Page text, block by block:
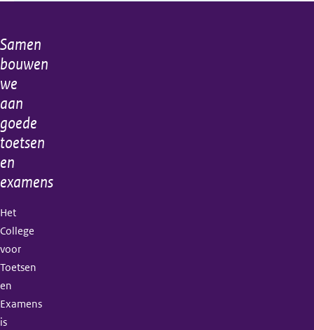
Algemene
informatie
Samen
bouwen
we
aan
goede
toetsen
en
examens
Het
College
voor
Toetsen
en
Examens
is